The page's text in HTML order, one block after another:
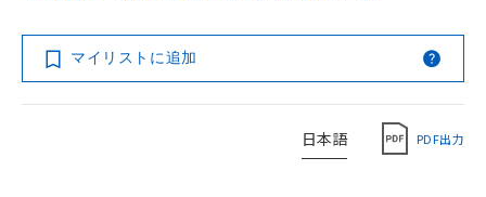
マイリストに追加
日本語 PDF出力